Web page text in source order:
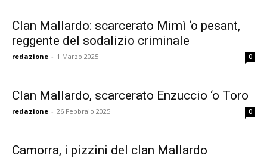
Clan Mallardo: scarcerato Mimì ‘o pesant,
reggente del sodalizio criminale
redazione - 1 Marzo 2025 0
Clan Mallardo, scarcerato Enzuccio ‘o Toro
redazione - 26 Febbraio 2025 0
Camorra, i pizzini del clan Mallardo